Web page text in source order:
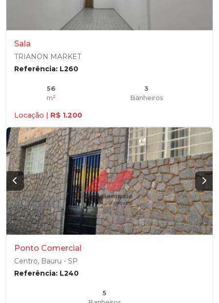
Sala
TRIANON MARKET
Referência: L260
56
m²
3
Banheiros
Locação | R$ 1.200
Ponto Comercial
Centro, Bauru - SP
Referência: L240
5